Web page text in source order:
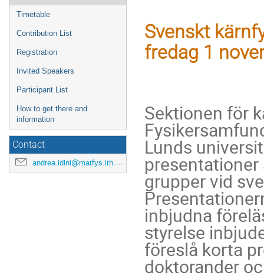
menu
Timetable
Contribution List
Registration
Invited Speakers
Participant List
How to get there and
information
Contact
andrea.idini@matfys.lth.se
Svenskt
fredag 1
Sektionen för
Lunds
grupper vid
inbjudna
styrelse
föreslå korta
doktorander